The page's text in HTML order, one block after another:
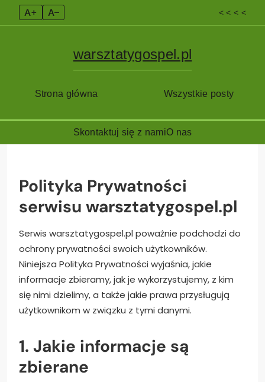
A+ A– < < < <
Strona główna
warsztatygospel.pl
Wszystkie posty
Skontaktuj się z namiO nas
contentPolityka Prywatności
serwisu warsztatygospel.pl
Serwis warsztatygospel.pl poważnie podchodzi do
ochrony prywatności swoich użytkowników.
Niniejsza Polityka Prywatności wyjaśnia, jakie
informacje zbieramy, jak je wykorzystujemy, z kim
się nimi dzielimy, a także jakie prawa przysługują
użytkownikom w związku z tymi danymi.
1. Jakie informacje są
zbierane